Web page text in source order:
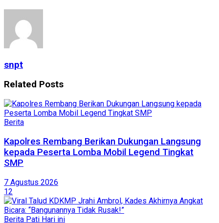
snpt
Related Posts
Berita
Kapolres Rembang Berikan Dukungan Langsung
kepada Peserta Lomba Mobil Legend Tingkat
SMP
7 Agustus 2026
12
Berita Pati Hari ini